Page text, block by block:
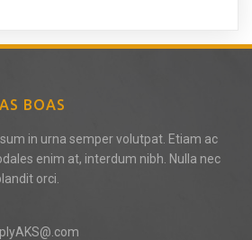
BOAS
in urna semper volutpat. Etiam ac
enim at, interdum nibh. Nulla nec
orci.